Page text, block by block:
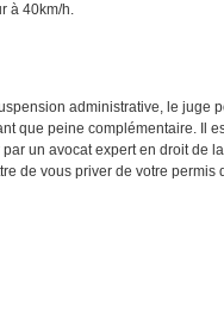
à 40km/h.
administrative, le juge
que peine complémentaire. Il
un avocat expert en droit de
de vous priver de votre permis